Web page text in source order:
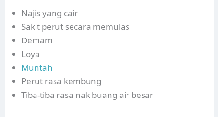
Najis yang cair
Sakit perut secara memulas
Demam
Loya
Muntah
Perut rasa kembung
Tiba-tiba rasa nak buang air besar